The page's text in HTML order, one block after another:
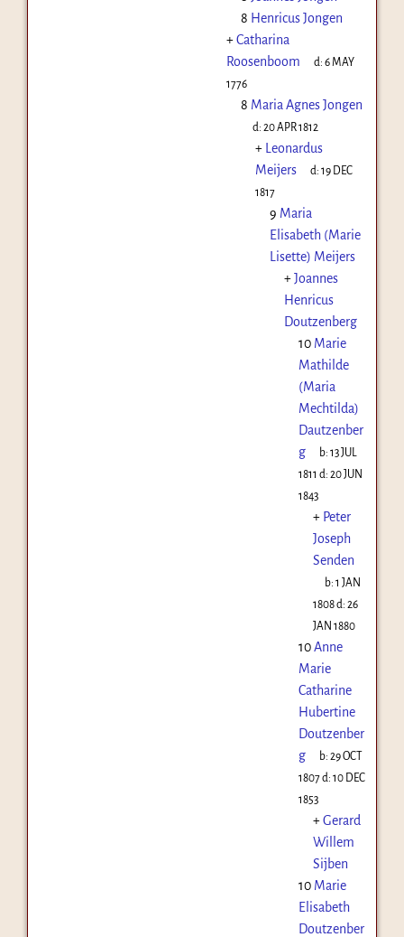
8 Henricus Jongen
+Catharina
Roosenboom
d:6 MAY
1776
8 Maria Agnes Jongen
d:20 APR 1812
+ Leonardus
Meijers
d:19 DEC
1817
9 Maria
Elisabeth (Marie
Lisette) Meijers
+Joannes
Henricus
Doutzenberg
10 Marie
Mathilde
(Maria
Mechtilda)
Dautzenber
g
b:13 JUL
1811 d: 20 JUN
1843
+ Peter
Joseph
Senden
b:1 JAN
1808d: 26
JAN 1880
10Anne
Marie
Catharine
Hubertine
Doutzenber
g
b:29 OCT
1807d: 10 DEC
1853
+Gerard
Willem
Sijben
10 Marie
Elisabeth
Doutzenber